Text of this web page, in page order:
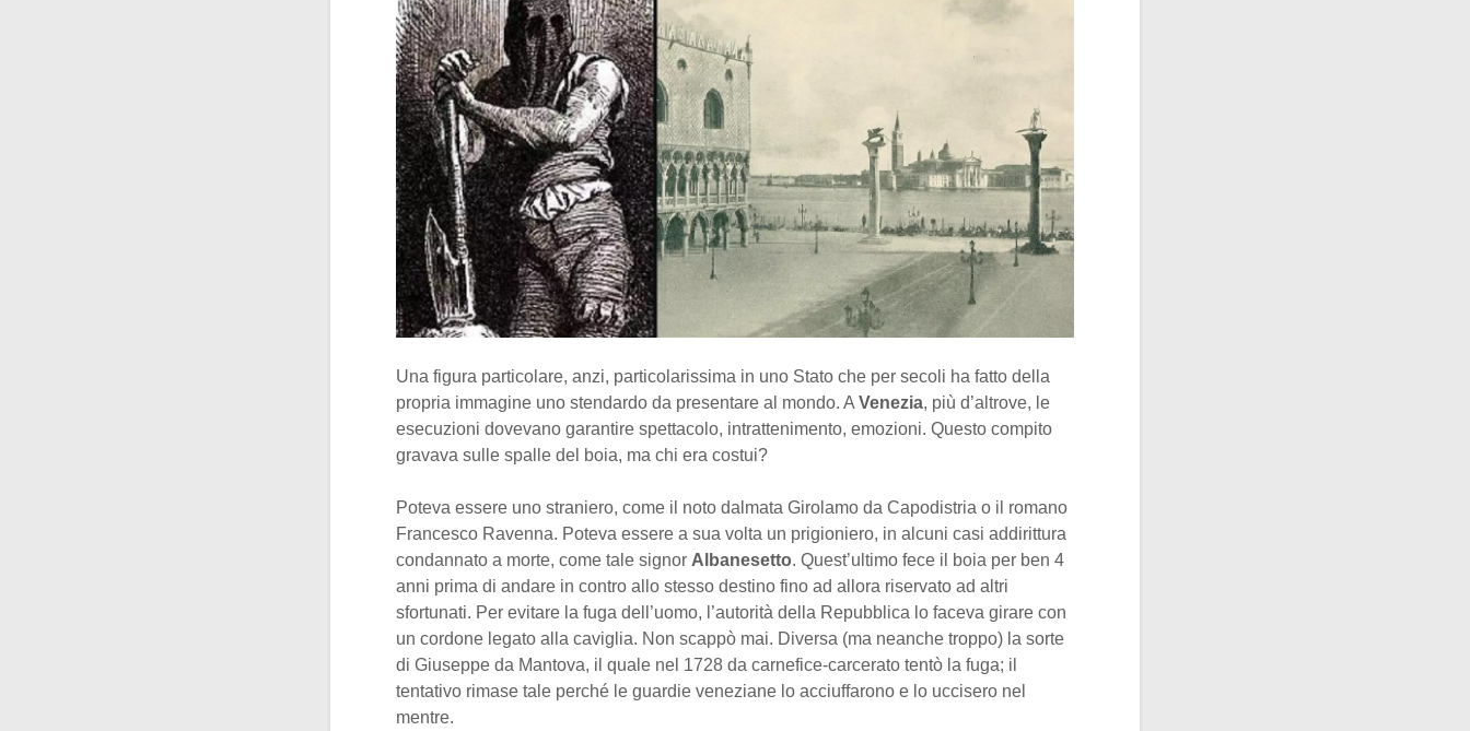
Una figura particolare, anzi, particolarissima in uno Stato che per secoli ha fatto della
propria immagine uno stendardo da presentare al mondo. A Venezia, più d’altrove, le
esecuzioni dovevano garantire spettacolo, intrattenimento, emozioni. Questo compito
gravava sulle spalle del boia, ma chi era costui?
Poteva essere uno straniero, come il noto dalmata Girolamo da Capodistria o il romano
Francesco Ravenna. Poteva essere a sua volta un prigioniero, in alcuni casi addirittura
condannato a morte, come tale signor Albanesetto. Quest’ultimo fece il boia per ben 4
anni prima di andare in contro allo stesso destino fino ad allora riservato ad altri
sfortunati. Per evitare la fuga dell’uomo, l’autorità della Repubblica lo faceva girare con
un cordone legato alla caviglia. Non scappò mai. Diversa (ma neanche troppo) la sorte
di Giuseppe da Mantova, il quale nel 1728 da carnefice-carcerato tentò la fuga; il
tentativo rimase tale perché le guardie veneziane lo acciuffarono e lo uccisero nel
mentre.